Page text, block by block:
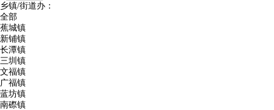
乡镇/街道办：
全部
蕉城镇
新铺镇
长潭镇
三圳镇
文福镇
广福镇
蓝坊镇
南磜镇